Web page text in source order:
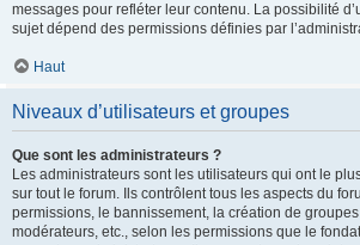
messages pour refléter leur contenu. La possibilité
sujet dépend des permissions définies par
Haut
Niveaux d’utilisateurs et groupes
Que sont les administrateurs ?
Les administrateurs sont les utilisateurs qui ont le
sur tout le forum. Ils contrôlent tous les aspects du
permissions, le bannissement, la création de groupes
modérateurs, etc., selon les permissions que le